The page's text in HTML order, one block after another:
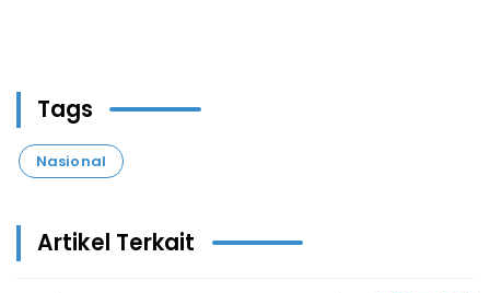
Tags
Nasional
Artikel Terkait